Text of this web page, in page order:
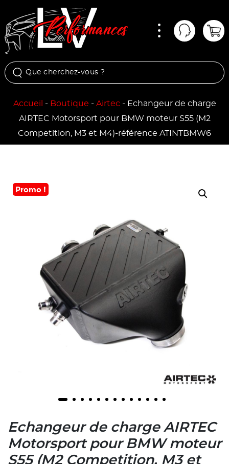
Mon
Accueil - Boutique - Airtec- Echangeur de charge
AIRTEC Motorsport pour BMW moteur S55 (M2
Competition, M3 et M4)-référence ATINTBMW6
Promo !
Echangeur de charge AIRTEC
Motorsport pour BMW moteur
S55 (M2 Competition, M3 et